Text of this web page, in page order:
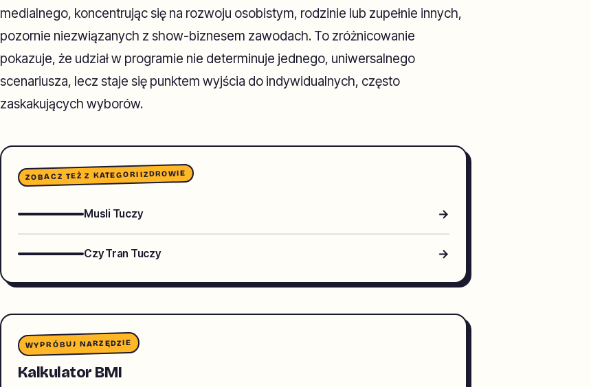
medialnego, koncentrując się na rozwoju osobistym, rodzinie lub zupełnie innych,
pozornie niezwiązanych z show-biznesem zawodach. To zróżnicowanie
pokazuje, że udział w programie nie determinuje jednego, uniwersalnego
scenariusza, lecz staje się punktem wyjścia do indywidualnych, często
zaskakujących wyborów.
ZOBACZ TEŻ Z KATEGORIIZDROWIE
Musli Tuczy →
Czy Tran Tuczy →
WYPRÓBUJ NARZĘDZIE
Kalkulator BMI